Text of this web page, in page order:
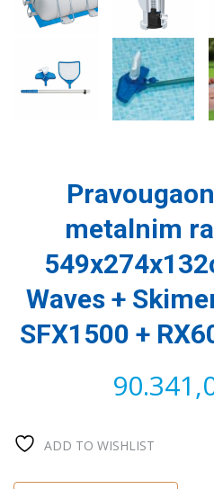
metalnim
Waves +
SFX1500 +
ADD TO WISHLIST